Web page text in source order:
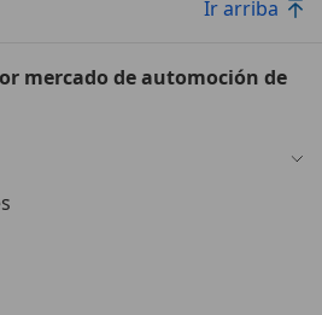
Ir arriba
mercado de automoción de